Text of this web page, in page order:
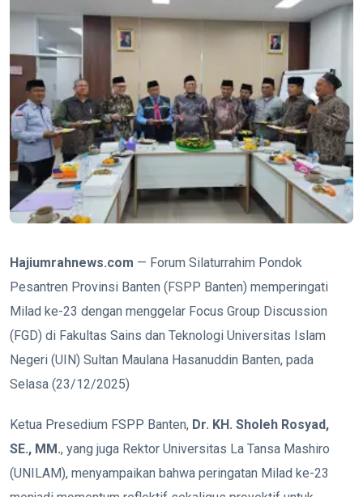
Hajiumrahnews.com — Forum Silaturrahim Pondok
Pesantren Provinsi Banten (FSPP Banten) memperingati
Milad ke-23 dengan menggelar Focus Group Discussion
(FGD) di Fakultas Sains dan Teknologi Universitas Islam
Negeri (UIN) Sultan Maulana Hasanuddin Banten, pada
Selasa (23/12/2025)
Ketua Presedium FSPP Banten, Dr. KH. Sholeh Rosyad,
SE., MM., yang juga Rektor Universitas La Tansa Mashiro
(UNILAM), menyampaikan bahwa peringatan Milad ke-23